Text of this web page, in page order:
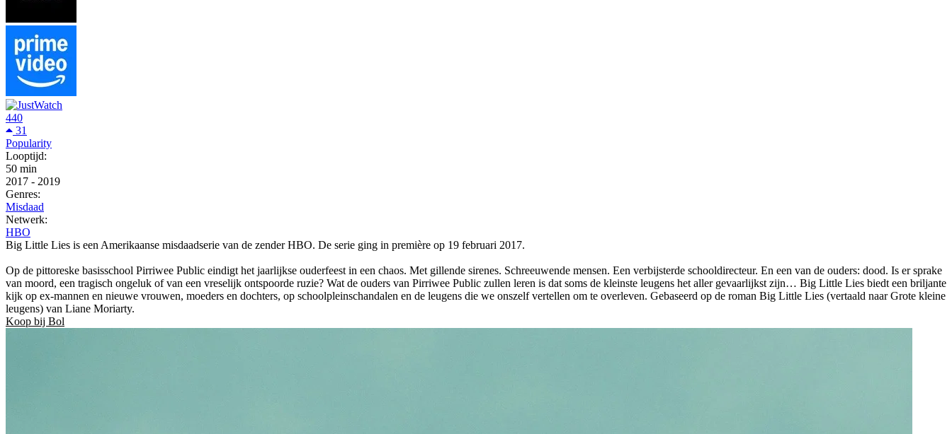
440
31
Popularity
Looptijd:
50 min
2017 - 2019
Genres:
Misdaad
Netwerk:
HBO
Big Little Lies is een Amerikaanse misdaadserie van de zender HBO. De serie ging in première op 19 februari 2017.
Op de pittoreske basisschool Pirriwee Public eindigt het jaarlijkse ouderfeest in een chaos. Met gillende sirenes. Schreeuwende mensen. Een verbijsterde schooldirecteur. En een van de ouders: dood. Is er sprake
van moord, een tragisch ongeluk of van een vreselijk ontspoorde ruzie? Wat de ouders van Pirriwee Public zullen leren is dat soms de kleinste leugens het aller gevaarlijkst zijn… Big Little Lies biedt een briljante
kijk op ex-mannen en nieuwe vrouwen, moeders en dochters, op schoolpleinschandalen en de leugens die we onszelf vertellen om te overleven. Gebaseerd op de roman Big Little Lies (vertaald naar Grote kleine
leugens) van Liane Moriarty.
Koop bij Bol